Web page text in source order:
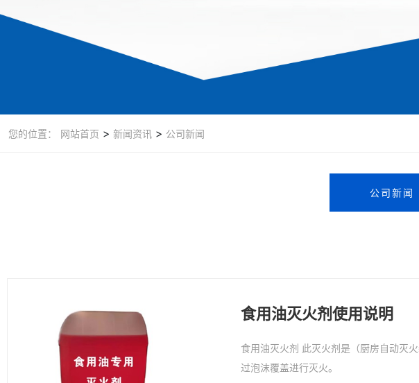
您的位置： 网站首页 > 新闻资讯 > 公司新闻
公司新闻
食用油灭火剂使用说明
食用油灭火剂 此灭火剂是（厨房自动灭火装置）灭火剂，是一种低PH值（8-9）有机盐混合液体，用于快速扑灭食用油油锅和烟罩火灾，通
过泡沫覆盖进行灭火。